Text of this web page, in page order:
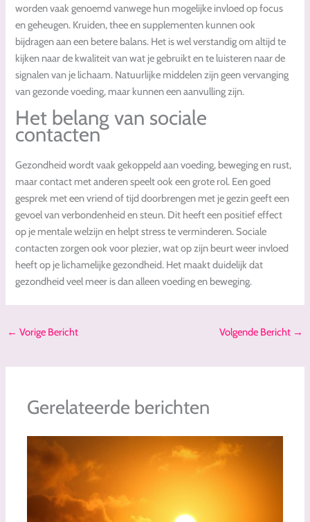
worden vaak genoemd vanwege hun mogelijke invloed op focus
en geheugen. Kruiden, thee en supplementen kunnen ook
bijdragen aan een betere balans. Het is wel verstandig om altijd te
kijken naar de kwaliteit van wat je gebruikt en te luisteren naar de
signalen van je lichaam. Natuurlijke middelen zijn geen vervanging
van gezonde voeding, maar kunnen een aanvulling zijn.
Het belang van sociale
contacten
Gezondheid wordt vaak gekoppeld aan voeding, beweging en rust,
maar contact met anderen speelt ook een grote rol. Een goed
gesprek met een vriend of tijd doorbrengen met je gezin geeft een
gevoel van verbondenheid en steun. Dit heeft een positief effect
op je mentale welzijn en helpt stress te verminderen. Sociale
contacten zorgen ook voor plezier, wat op zijn beurt weer invloed
heeft op je lichamelijke gezondheid. Het maakt duidelijk dat
gezondheid veel meer is dan alleen voeding en beweging.
← Vorige Bericht Volgende Bericht →
Gerelateerde berichten